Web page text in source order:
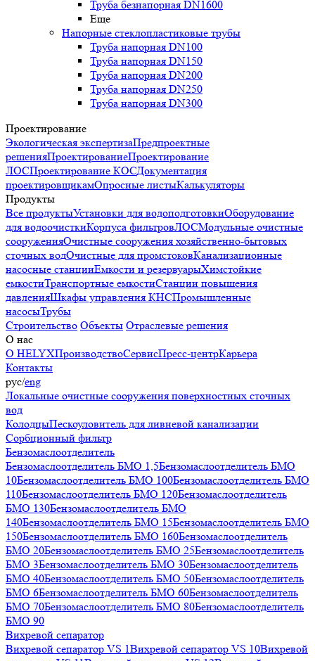
Труба безнапорная DN1600
Еще
Напорные стеклопластиковые трубы
Труба напорная DN100
Труба напорная DN150
Труба напорная DN200
Труба напорная DN250
Труба напорная DN300
Проектирование
Экологическая экспертизаПредпроектные
решенияПроектированиеПроектирование
ЛОСПроектирование КОСДокументация
проектировщикамОпросные листыКалькуляторы
Продукты
Все продуктыУстановки для водоподготовкиОборудование
для водоочисткиКорпуса фильтровЛОСМодульные очистные
сооруженияОчистные сооружения хозяйственно-бытовых
сточных водОчистные для промстоковКанализационные
насосные станцииЕмкости и резервуарыХимстойкие
емкостиТранспортные емкостиСтанции повышения
давленияШкафы управления КНСПромышленные
насосыТрубы
Строительство Объекты Отраслевые решения
О нас
О HELYXПроизводствоСервисПресс-центрКарьера
Контакты
рус/eng
Локальные очистные сооружения поверхностных сточных
вод
КолодцыПескоуловитель для ливневой канализации
Сорбционный фильтр
Бензомаслоотделитель
Бензомаслоотделитель БМО 1,5Бензомаслоотделитель БМО
10Бензомаслоотделитель БМО 100Бензомаслоотделитель БМО
110Бензомаслоотделитель БМО 120Бензомаслоотделитель
БМО 130Бензомаслоотделитель БМО
140Бензомаслоотделитель БМО 15Бензомаслоотделитель БМО
150Бензомаслоотделитель БМО 160Бензомаслоотделитель
БМО 20Бензомаслоотделитель БМО 25Бензомаслоотделитель
БМО 3Бензомаслоотделитель БМО 30Бензомаслоотделитель
БМО 40Бензомаслоотделитель БМО 50Бензомаслоотделитель
БМО 6Бензомаслоотделитель БМО 60Бензомаслоотделитель
БМО 70Бензомаслоотделитель БМО 80Бензомаслоотделитель
БМО 90
Вихревой сепаратор
Вихревой сепаратор VS 1Вихревой сепаратор VS 10Вихревой